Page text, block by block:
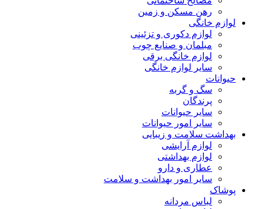
رهن مسکن و زمین
لوازم خانگی
لوازم دکوری و تزئینی
مبلمان و صنایع چوب
لوازم خانگی برقی
سایر لوازم خانگی
حیوانات
سگ و گربه
پرندگان
سایر حیوانات
سایر امور حیوانات
بهداشت سلامت و زیبایی
لوازم آرایشی
لوازم بهداشتی
عطاری و دارو
سایر امور بهداشت و سلامت
پوشاک
لباس مردانه